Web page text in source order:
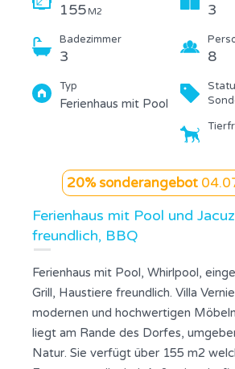
155 M2 3
Badezimmer
3 8
Typ
Ferienhaus mit Pool
20% sonderangebot
Ferienhaus mit Pool und
freundlich, BBQ
Ferienhaus mit Pool, Whirlpool,
Grill, Haustiere freundlich. Villa
modernen und hochwertigen
liegt am Rande des Dorfes,
Natur. Sie verfügt über 155 m2